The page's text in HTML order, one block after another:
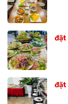
đặt
đặt